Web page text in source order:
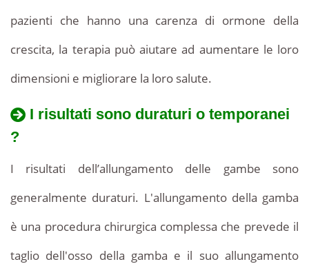
pazienti che hanno una carenza di ormone della
crescita, la terapia può aiutare ad aumentare le loro
dimensioni e migliorare la loro salute.
I risultati sono duraturi o temporanei
?
I risultati dell’allungamento delle gambe sono
generalmente duraturi. L'allungamento della gamba
è una procedura chirurgica complessa che prevede il
taglio dell'osso della gamba e il suo allungamento